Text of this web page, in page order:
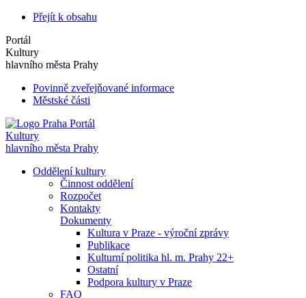
Přejít k obsahu
Portál
Kultury
hlavního města Prahy
Povinně zveřejňované informace
Městské části
Portál
Kultury
hlavního města Prahy
Oddělení kultury
Činnost oddělení
Rozpočet
Kontakty
Dokumenty
Kultura v Praze - výroční zprávy
Publikace
Kulturní politika hl. m. Prahy 22+
Ostatní
Podpora kultury v Praze
FAQ